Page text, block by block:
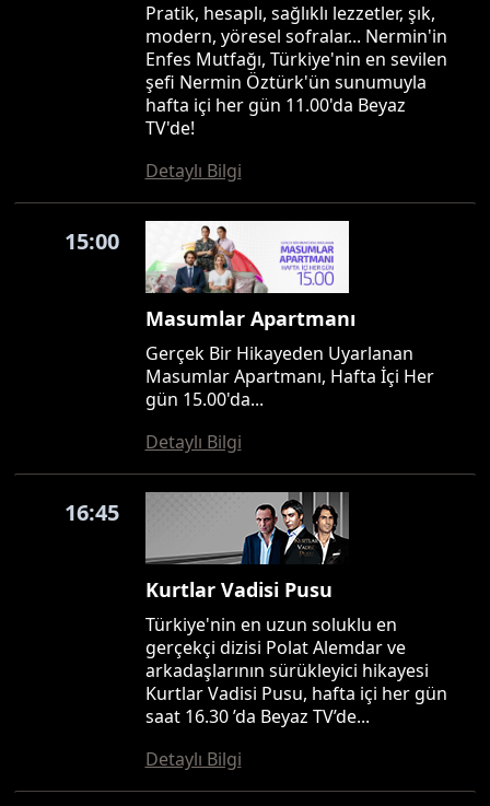
Pratik, hesaplı, sağlıklı lezzetler, şık,
modern, yöresel sofralar... Nermin'in
Enfes Mutfağı, Türkiye'nin en sevilen
şefi Nermin Öztürk'ün sunumuyla
hafta içi her gün 11.00'da Beyaz
TV'de!
Detaylı Bilgi
15:00
Masumlar Apartmanı
Gerçek Bir Hikayeden Uyarlanan
Masumlar Apartmanı, Hafta İçi Her
gün 15.00'da...
Detaylı Bilgi
16:45
Kurtlar Vadisi Pusu
Türkiye'nin en uzun soluklu en
gerçekçi dizisi Polat Alemdar ve
arkadaşlarının sürükleyici hikayesi
Kurtlar Vadisi Pusu, hafta içi her gün
saat 16.30 ’da Beyaz TV’de...
Detaylı Bilgi